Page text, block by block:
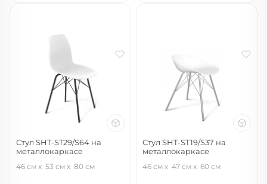
Стул SHT-ST29/S64 на
металлокаркасе
46 см 53 см 80 см
Стул SHT-ST19/S37 на
металлокаркасе
46 см 47 см 60 см